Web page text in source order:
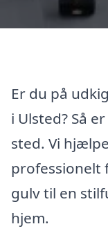
Er du på
i Ulsted? Så
sted. Vi
professionelt
gulv til en
hjem.